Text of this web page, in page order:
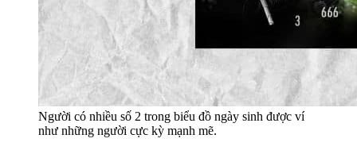
Người có nhiều số 2 trong biểu đồ ngày sinh được ví
như những người cực kỳ mạnh mẽ.